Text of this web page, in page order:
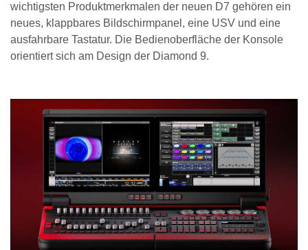
wichtigsten Produktmerkmalen der neuen D7 gehören ein
neues, klappbares Bildschirmpanel, eine USV und eine
ausfahrbare Tastatur. Die Bedienoberfläche der Konsole
orientiert sich am Design der Diamond 9.